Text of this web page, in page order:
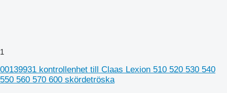
1
00139931 kontrollenhet till Claas Lexion 510 520 530 540
550 560 570 600 skördetröska